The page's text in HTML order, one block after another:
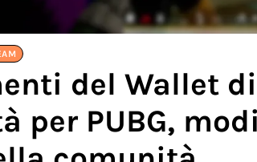
del Wallet
per PUBG,